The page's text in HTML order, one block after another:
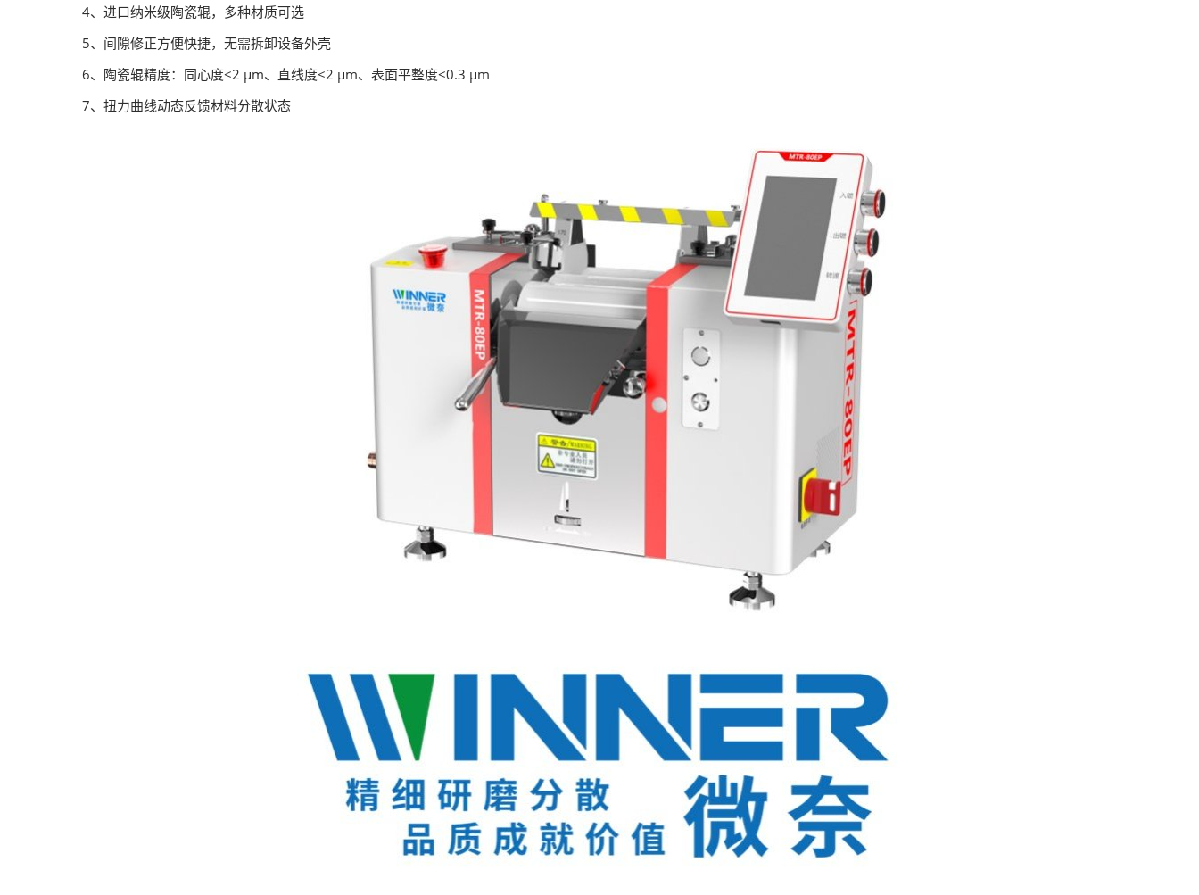
4、进口纳米级陶瓷辊，多种材质可选
5、间隙修正方便快捷，无需拆卸设备外壳
6、陶瓷辊精度：同心度<2 μm、直线度<2 μm、表面平整度<0.3 μm
7、扭力曲线动态反馈材料分散状态